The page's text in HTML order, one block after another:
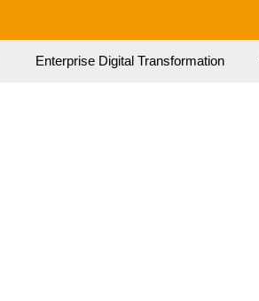
Enterprise Digital Transformation